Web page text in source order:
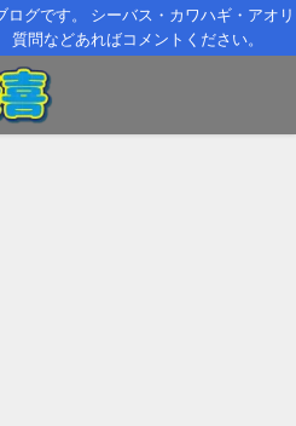
グです。 シーバス・カワハギ・アオリ
質問などあればコメントください。